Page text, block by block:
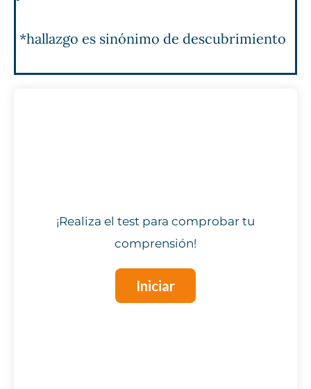
*hallazgo es sinónimo de descubrimiento
¡Realiza el test para comprobar tu
comprensión!